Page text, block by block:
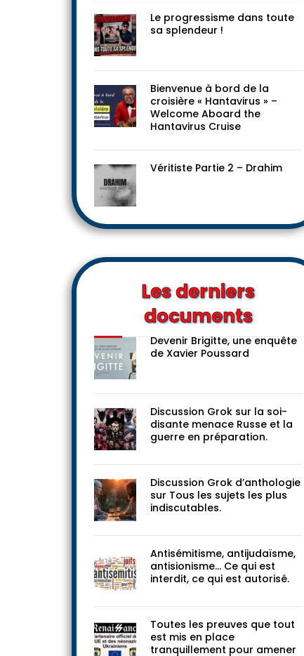
Bienvenue à bord de la
croisière « Hantavirus » –
Les derniers
documents
Discussion Grok sur la soi-
guerre en préparation.
Discussion Grok d’anthologie
indiscutables.
Antisémitisme, antijudaïsme,
interdit, ce qui est autorisé.